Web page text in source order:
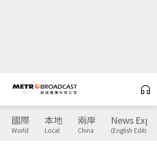
國際
World
本地
Local
兩岸
China
News
(English Edition)